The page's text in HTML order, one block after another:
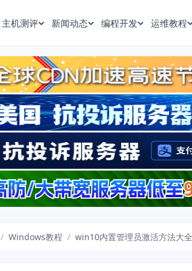
主机测评 新闻动态 编程开发 运维教程
/ Windows教程 / win10内置管理员激活方法大全